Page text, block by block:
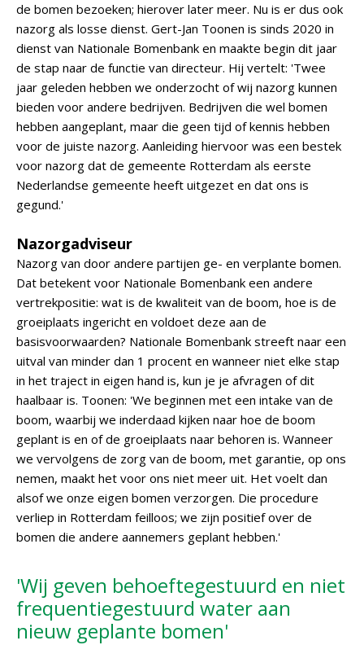
de bomen bezoeken; hierover later meer. Nu is er dus ook
nazorg als losse dienst. Gert-Jan Toonen is sinds 2020 in
dienst van Nationale Bomenbank en maakte begin dit jaar
de stap naar de functie van directeur. Hij vertelt: 'Twee
jaar geleden hebben we onderzocht of wij nazorg kunnen
bieden voor andere bedrijven. Bedrijven die wel bomen
hebben aangeplant, maar die geen tijd of kennis hebben
voor de juiste nazorg. Aanleiding hiervoor was een bestek
voor nazorg dat de gemeente Rotterdam als eerste
Nederlandse gemeente heeft uitgezet en dat ons is
gegund.'
Nazorgadviseur
Nazorg van door andere partijen ge- en verplante bomen.
Dat betekent voor Nationale Bomenbank een andere
vertrekpositie: wat is de kwaliteit van de boom, hoe is de
groeiplaats ingericht en voldoet deze aan de
basisvoorwaarden? Nationale Bomenbank streeft naar een
uitval van minder dan 1 procent en wanneer niet elke stap
in het traject in eigen hand is, kun je je afvragen of dit
haalbaar is. Toonen: 'We beginnen met een intake van de
boom, waarbij we inderdaad kijken naar hoe de boom
geplant is en of de groeiplaats naar behoren is. Wanneer
we vervolgens de zorg van de boom, met garantie, op ons
nemen, maakt het voor ons niet meer uit. Het voelt dan
alsof we onze eigen bomen verzorgen. Die procedure
verliep in Rotterdam feilloos; we zijn positief over de
bomen die andere aannemers geplant hebben.'
'Wij geven behoeftegestuurd en niet
frequentiegestuurd water aan
nieuw geplante bomen'